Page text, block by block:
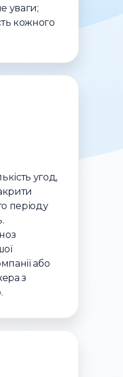
уваги;
кожного
угод,
періоду
або
з